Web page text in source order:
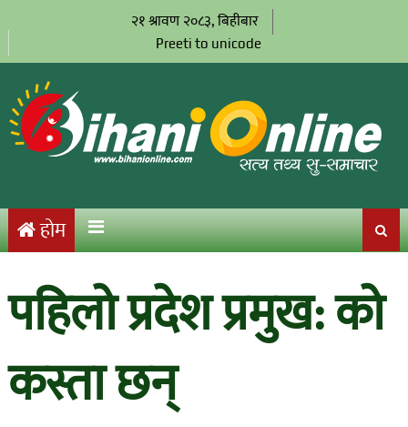
२१ श्रावण २०८३, बिहीबार
Preeti to unicode
होम
पहिलो प्रदेश प्रमुख: को
कस्ता छन्